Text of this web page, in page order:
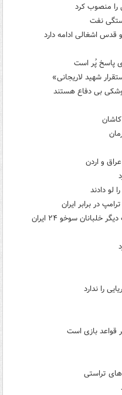
را منصوب کرد
قدس اشغالی ادامه دارد
پاسخ پُر است
شهید لاریجانی»
بی دفاع هستند
و اردن
لو دادند
در برابر ایران
سوخو ۲۴ ایران
را ندارد
قواعد بازی است